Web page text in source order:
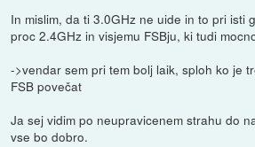
In mislim, da ti 3.0GHz ne uide in to pri isti
proc 2.4GHz in visjemu FSBju, ki tudi
->vendar sem pri tem bolj laik, sploh ko je
FSB povečat
Ja sej vidim po neupravicenem strahu do
vse bo dobro.